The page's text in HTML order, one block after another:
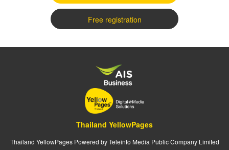
Free registration
Thailand YellowPages
Thailand YellowPages Powered by Teleinfo Media Public Company Limited